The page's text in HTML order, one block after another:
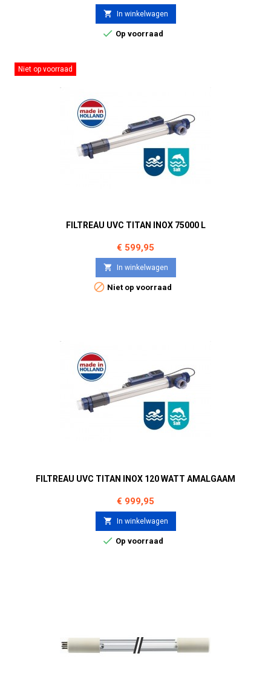
 In winkelwagen
 Op voorraad
Niet op voorraad
FILTREAU UVC TITAN INOX 75000 L
Prijs
€ 599,95
 In winkelwagen
 Niet op voorraad
FILTREAU UVC TITAN INOX 120 WATT AMALGAAM
Prijs
€ 999,95
 In winkelwagen
 Op voorraad